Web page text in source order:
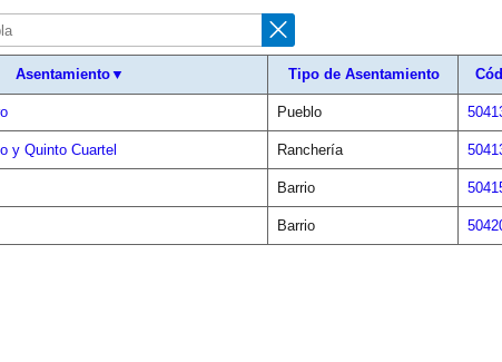
Asentamiento▼ Tipo de Asentamiento
Pueblo
y Quinto Cuartel Ranchería
Barrio
Barrio